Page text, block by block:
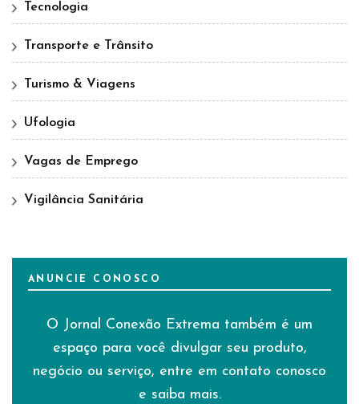
Tecnologia
Transporte e Trânsito
Turismo & Viagens
Ufologia
Vagas de Emprego
Vigilância Sanitária
ANUNCIE CONOSCO
O Jornal Conexão Extrema também é um
espaço para você divulgar seu produto,
negócio ou serviço, entre em contato conosco
e saiba mais.